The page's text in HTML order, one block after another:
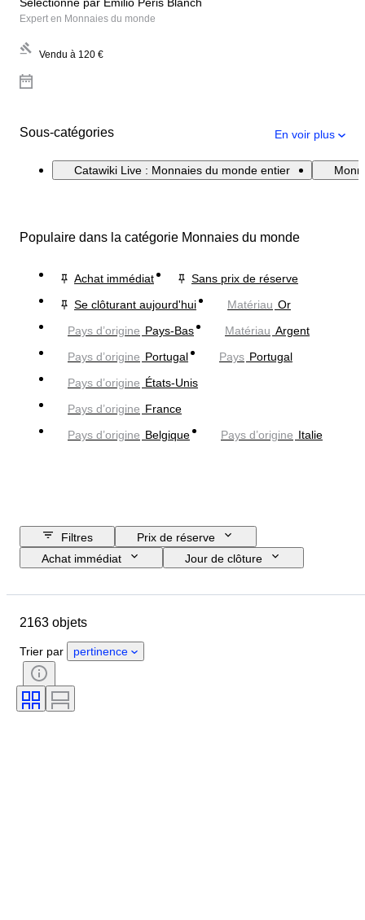
Expert en Monnaies du monde
Vendu à 120 €
Sous-catégories En voir plus
Catawiki Live : Monnaies du monde entier
Populaire dans la catégorie Monnaies du monde
Achat immédiat
Sans prix de réserve
Se clôturant aujourd'hui
Matériau Or
Pays d’origine Pays-Bas Matériau Argent
Pays d’origine Portugal Pays Portugal
Pays d’origine États-Unis
Pays d’origine France
Pays d’origine Belgique Pays d’origine Italie
Filtres
Prix de réserve
Achat immédiat
Jour de clôture
État
Monnaie
Type de monnaie
2163 objets
Trier par pertinence